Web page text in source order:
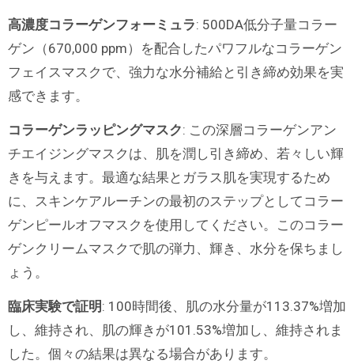
高濃度コラーゲンフォーミュラ: 500DA低分子量コラー
ゲン（670,000 ppm）を配合したパワフルなコラーゲン
フェイスマスクで、強力な水分補給と引き締め効果を実
感できます。
コラーゲンラッピングマスク: この深層コラーゲンアン
チエイジングマスクは、肌を潤し引き締め、若々しい輝
きを与えます。最適な結果とガラス肌を実現するため
に、スキンケアルーチンの最初のステップとしてコラー
ゲンピールオフマスクを使用してください。このコラー
ゲンクリームマスクで肌の弾力、輝き、水分を保ちまし
ょう。
臨床実験で証明: 100時間後、肌の水分量が113.37%増加
し、維持され、肌の輝きが101.53%増加し、維持されま
した。個々の結果は異なる場合があります。